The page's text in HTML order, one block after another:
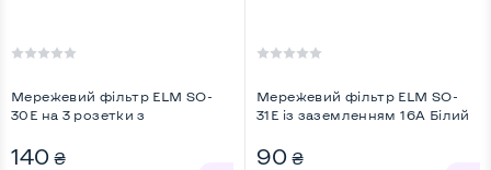
Мережевий фільтр ELM SO-
30E на 3 розетки з
140 ₴
Мережевий фільтр ELM SO-
31E із заземленням 16А Білий
90 ₴